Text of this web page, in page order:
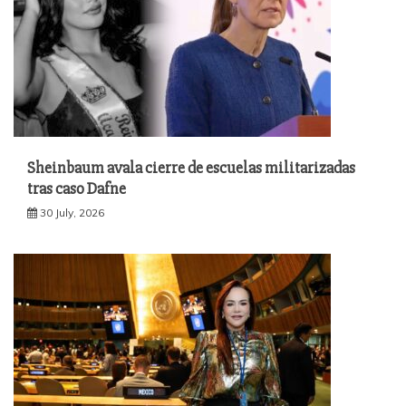
Sheinbaum avala cierre de escuelas militarizadas
tras caso Dafne
30 July, 2026